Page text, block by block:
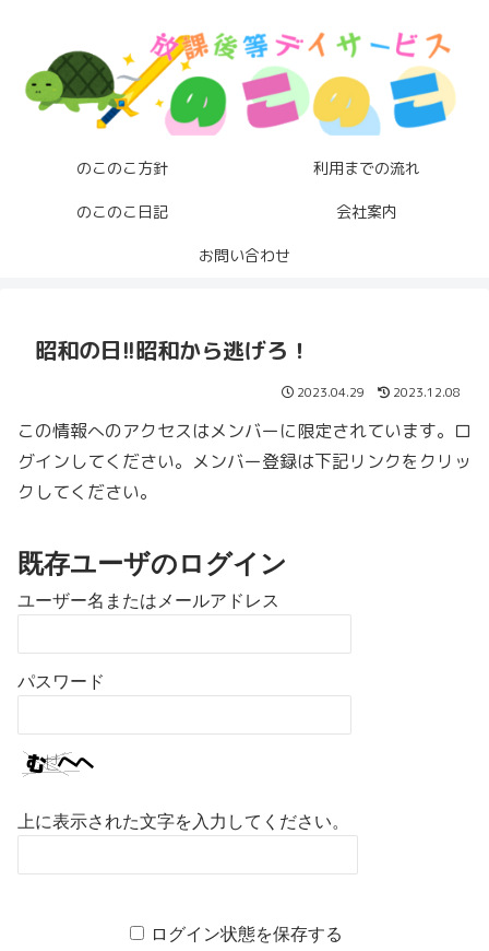
のこのこ方針 利用までの流れ
のこのこ日記 会社案内
お問い合わせ
昭和の日!!昭和から逃げろ！
2023.04.29 2023.12.08
この情報へのアクセスはメンバーに限定されています。ロ
グインしてください。メンバー登録は下記リンクをクリッ
クしてください。
既存ユーザのログイン
ユーザー名またはメールアドレス
パスワード
上に表示された文字を入力してください。
ログイン状態を保存する